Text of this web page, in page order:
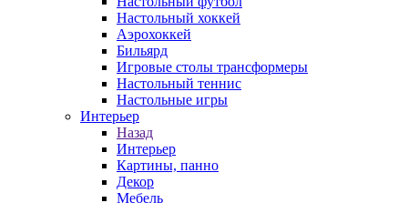
Настольный хоккей
Аэрохоккей
Бильярд
Игровые столы трансформеры
Настольный теннис
Настольные игры
Интерьер
Назад
Интерьер
Картины, панно
Декор
Мебель